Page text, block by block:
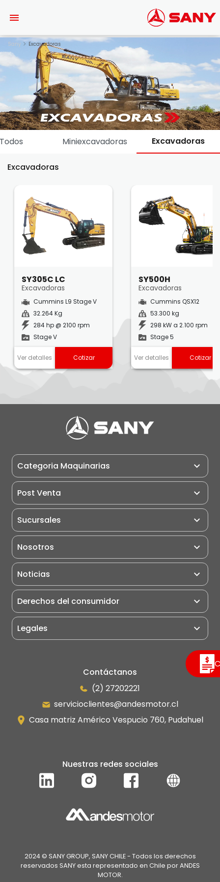
Sany Excavadoras
Todos Miniexcavadoras Excavadoras
Excavadoras
SY305C LC
Excavadoras
Cummins L9 Stage V
32.264 Kg
284 hp @ 2100 rpm
Stage V
Ver detalles Cotizar
SY500H
Excavadoras
Cummins QSX12
53.300 kg
298 kW a 2.100 rpm
Stage 5
Ver detalles Cotizar
Categoria Maquinarias
Miniexcavadoras
Retroexcavadoras
Rodillo Compactador
Camiones
Portuarios
Manipulador Telescópico
Post Venta
Pauta de Matención
Sucursales
Nosotros
Noticias
Derechos del consumidor
Legales
Contáctanos
(2) 27202221
servicioclientes@andesmotor.cl
Casa matriz Américo Vespucio 760, Pudahuel
Nuestras redes sociales
2024 © SANY GROUP, SANY CHILE - Todos los derechos
reservados SANY esta representado en Chile por ANDES
MOTOR.